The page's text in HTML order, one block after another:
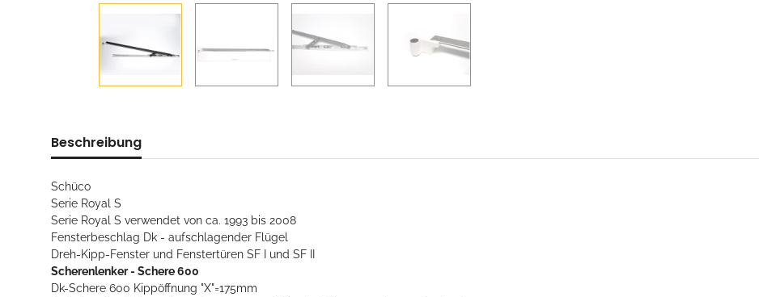
Beschreibung
Schüco
Serie Royal S
Serie Royal S verwendet von ca. 1993 bis 2008
Fensterbeschlag Dk - aufschlagender Flügel
Dreh-Kipp-Fenster und Fenstertüren SF I und SF II
Scherenlenker - Schere 600
Dk-Schere 600 Kippöffnung "X"=175mm